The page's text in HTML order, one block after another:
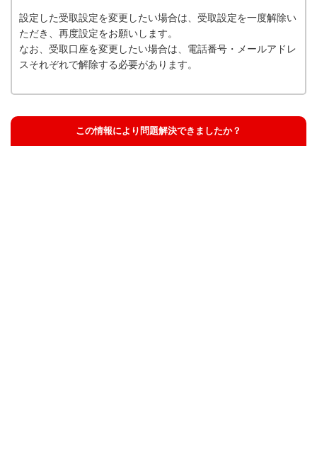
設定した受取設定を変更したい場合は、受取設定を一度解除い
ただき、再度設定をお願いします。
なお、受取口座を変更したい場合は、電話番号・メールアドレ
スそれぞれで解除する必要があります。
この情報により問題解決できましたか？